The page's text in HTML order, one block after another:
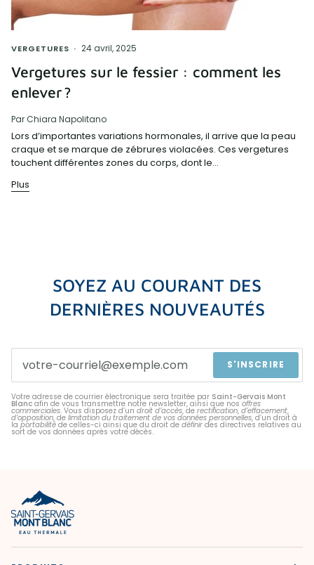
VERGETURES 24 avril, 2025
Vergetures sur le fessier : comment les
enlever ?
Par Chiara Napolitano
Lors d’importantes variations hormonales, il arrive que la peau
craque et se marque de zébrures violacées. Ces vergetures
touchent différentes zones du corps, dont le...
Plus
SOYEZ AU COURANT DES
DERNIÈRES NOUVEAUTÉS
S'INSCRIRE
Votre adresse de courrier électronique sera traitée par Saint-Gervais Mont
Blanc afin de vous transmettre notre newsletter, ainsi que nos offres
commerciales. Vous disposez d’un droit d’accès, de rectification, d’effacement,
d’opposition, de limitation du traitement de vos données personnelles, d’un droit à
la portabilité de celles-ci ainsi que du droit de définir des directives relatives au
sort de vos données après votre décès.